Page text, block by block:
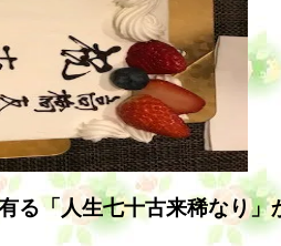
る「人生七十古来稀なり」